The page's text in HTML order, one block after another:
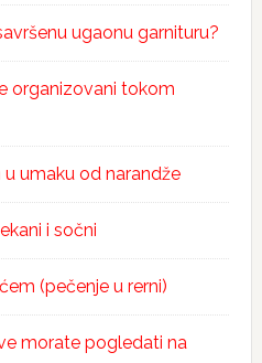
ugaonu garnituru?
organizovani tokom
umaku od narandže
i sočni
(pečenje u rerni)
morate pogledati na